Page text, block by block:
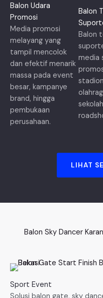
Balon Udara
Promosi
Media promosi
melayang yang
tampil mencolok
dan efektif menarik
massa pada event
besar, kampanye
brand, hingga
pembukaan
perusahaan.
Balon
Balon
media
LIHAT
Balon Sky Dancer
Sport Event